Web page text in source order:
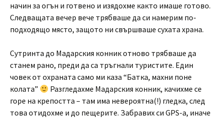
начин за огън и готвено и изядохме както имаше готово.
Следващата вечер вече трябваше да си намерим по-
подходящо място, защото ни свършваше сухата храна.
Сутринта до Мадарския конник отново трябваше да
станем рано, преди да са тръгнали туристите. Един
човек от охраната само ми каза “Батка, махни поне
колата”
Разгледахме Мадарския конник, качихме се
горе на крепостта – там има невероятна(!) гледка, след
това отидохме и до пещерите. Забравих си GPS-а, иначе